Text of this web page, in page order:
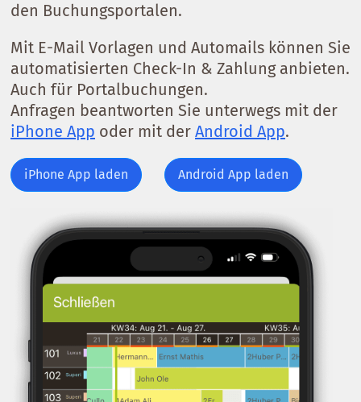
den Buchungsportalen.
Mit E-Mail Vorlagen und Automails können Sie
automatisierten Check-In & Zahlung anbieten.
Auch für Portalbuchungen.
Anfragen beantworten Sie unterwegs mit der
iPhone App oder mit der Android App.
iPhone App laden Android App laden